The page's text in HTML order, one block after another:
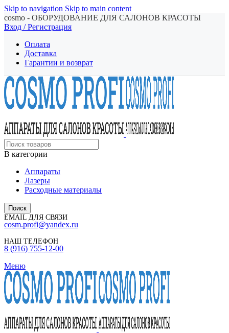
Skip to navigation Skip to main content
cosmo - ОБОРУДОВАНИЕ ДЛЯ САЛОНОВ КРАСОТЫ
Вход / Регистрация
Оплата
Доставка
Гарантии и возврат
В категории
Аппараты
Лазеры
Расходные материалы
Поиск
EMAIL ДЛЯ СВЯЗИ
cosm.profi@yandex.ru
НАШ ТЕЛЕФОН
8 (916) 755-12-00
Меню